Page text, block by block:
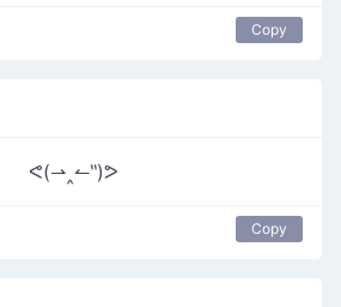
Copy
ᕙ(⇀‸↼‶)ᕗ
Copy